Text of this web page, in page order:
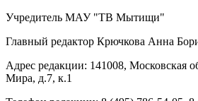
Учредитель МАУ "ТВ Мытищи"
Главный редактор Крючкова Анна
Адрес редакции: 141008, Московская
Мира, д.7, к.1